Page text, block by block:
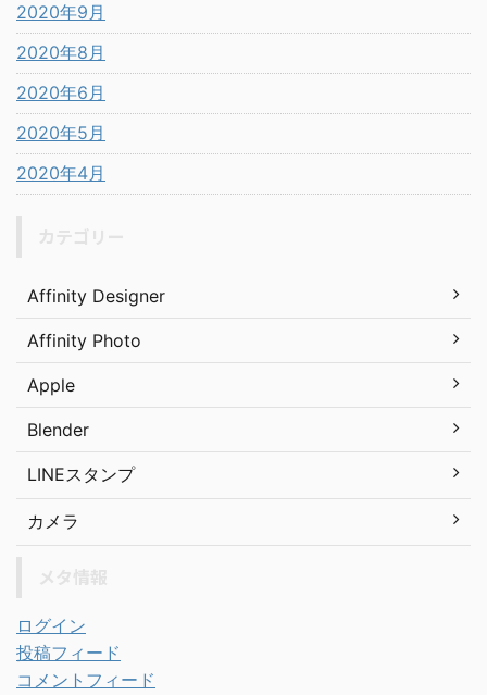
2020年9月
2020年8月
2020年6月
2020年5月
2020年4月
Affinity Designer
Affinity Photo
Apple
Blender
LINEスタンプ
カメラ
ログイン
投稿フィード
コメントフィード